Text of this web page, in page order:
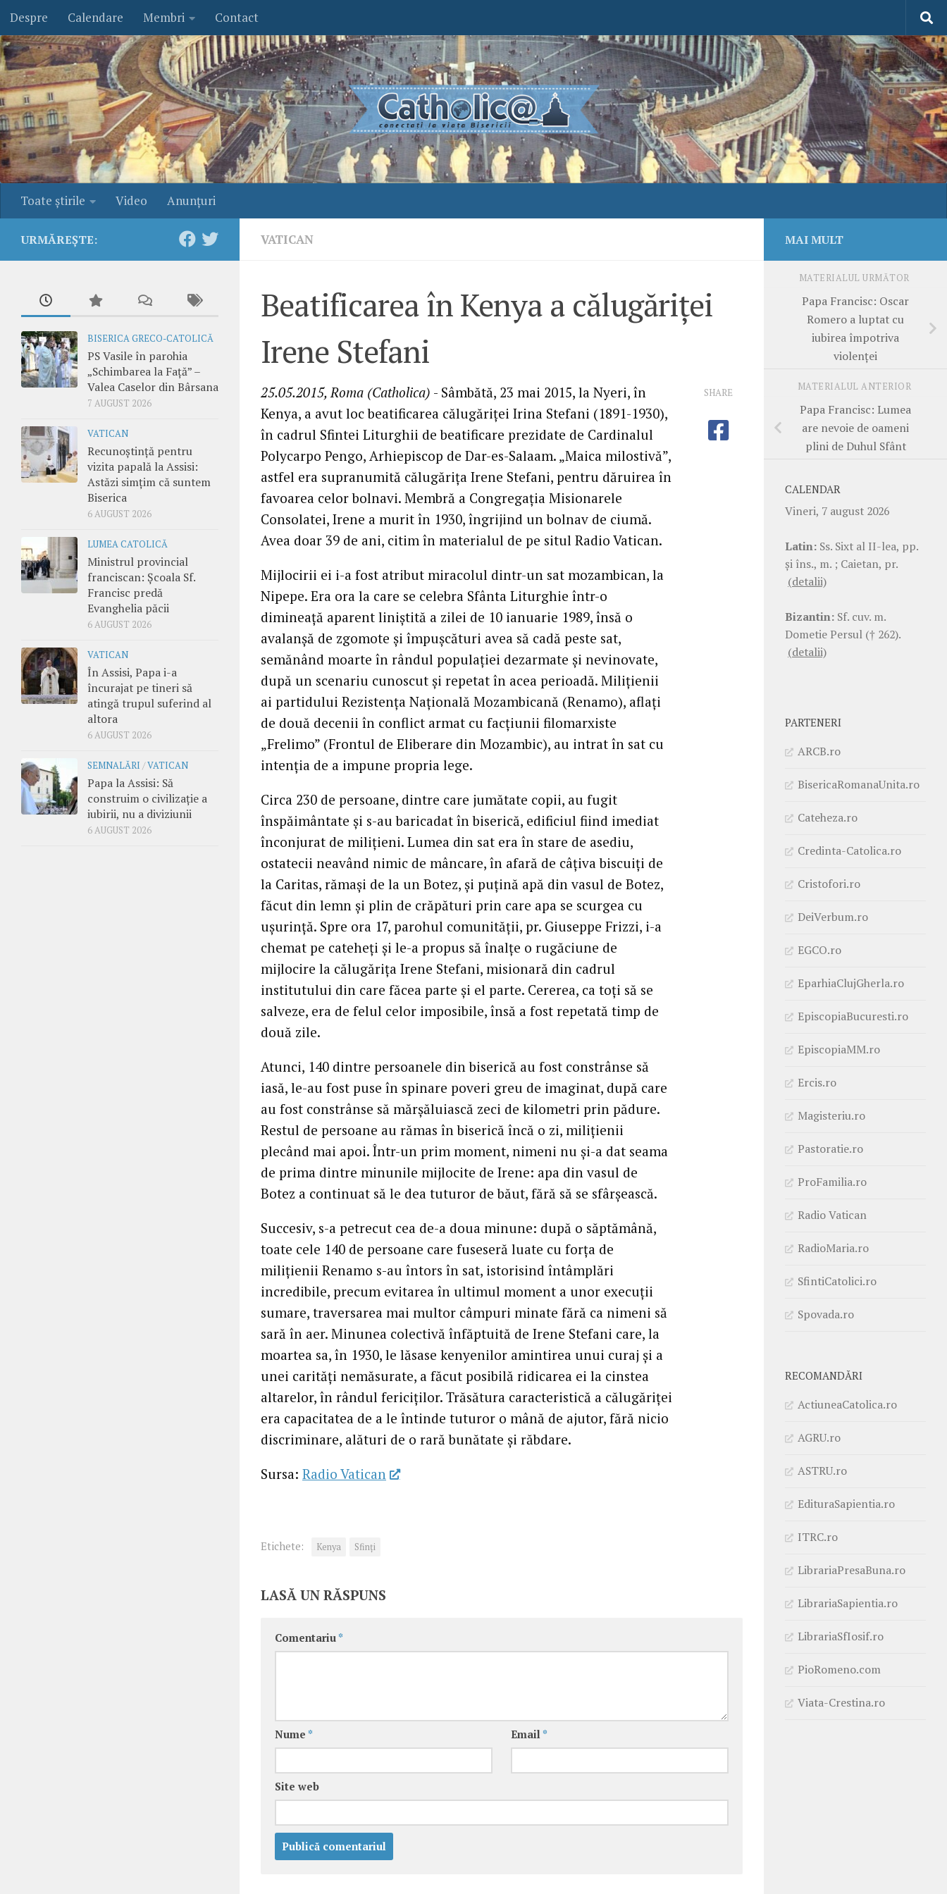
Skip to content
Despre Calendare Membri Contact
Toate ştirile Video Anunţuri
VATICAN
Beatificarea în Kenya a călugăriţei
Irene Stefani
25.05.2015, Roma (Catholica) - Sâmbătă, 23 mai 2015, la Nyeri, în
Kenya, a avut loc beatificarea călugăriţei Irina Stefani (1891-1930),
în cadrul Sfintei Liturghii de beatificare prezidate de Cardinalul
Polycarpo Pengo, Arhiepiscop de Dar-es-Salaam. „Maica milostivă”,
astfel era supranumită călugăriţa Irene Stefani, pentru dăruirea în
favoarea celor bolnavi. Membră a Congregaţia Misionarele
Consolatei, Irene a murit în 1930, îngrijind un bolnav de ciumă.
Avea doar 39 de ani, citim în materialul de pe situl Radio Vatican.
Mijlocirii ei i-a fost atribut miracolul dintr-un sat mozambican, la
Nipepe. Era ora la care se celebra Sfânta Liturghie într-o
dimineaţă aparent liniştită a zilei de 10 ianuarie 1989, însă o
avalanşă de zgomote şi împuşcături avea să cadă peste sat,
semănând moarte în rândul populaţiei dezarmate şi nevinovate,
după un scenariu cunoscut şi repetat în acea perioadă. Miliţienii
ai partidului Rezistenţa Naţională Mozambicană (Renamo), aflaţi
de două decenii în conflict armat cu facţiunii filomarxiste
„Frelimo” (Frontul de Eliberare din Mozambic), au intrat în sat cu
intenţia de a impune propria lege.
Circa 230 de persoane, dintre care jumătate copii, au fugit
înspăimântate şi s-au baricadat în biserică, edificiul fiind imediat
înconjurat de miliţieni. Lumea din sat era în stare de asediu,
ostatecii neavând nimic de mâncare, în afară de câţiva biscuiţi de
la Caritas, rămaşi de la un Botez, şi puţină apă din vasul de Botez,
făcut din lemn şi plin de crăpături prin care apa se scurgea cu
uşurinţă. Spre ora 17, parohul comunităţii, pr. Giuseppe Frizzi, i-a
chemat pe cateheţi şi le-a propus să înalţe o rugăciune de
mijlocire la călugăriţa Irene Stefani, misionară din cadrul
institutului din care făcea parte şi el parte. Cererea, ca toţi să se
salveze, era de felul celor imposibile, însă a fost repetată timp de
două zile.
Atunci, 140 dintre persoanele din biserică au fost constrânse să
iasă, le-au fost puse în spinare poveri greu de imaginat, după care
au fost constrânse să mărşăluiască zeci de kilometri prin pădure.
Restul de persoane au rămas în biserică încă o zi, miliţienii
plecând mai apoi. Într-un prim moment, nimeni nu şi-a dat seama
de prima dintre minunile mijlocite de Irene: apa din vasul de
Botez a continuat să le dea tuturor de băut, fără să se sfârşească.
Succesiv, s-a petrecut cea de-a doua minune: după o săptămână,
toate cele 140 de persoane care fuseseră luate cu forţa de
miliţienii Renamo s-au întors în sat, istorisind întâmplări
incredibile, precum evitarea în ultimul moment a unor execuţii
sumare, traversarea mai multor câmpuri minate fără ca nimeni să
sară în aer. Minunea colectivă înfăptuită de Irene Stefani care, la
moartea sa, în 1930, le lăsase kenyenilor amintirea unui curaj şi a
unei carităţi nemăsurate, a făcut posibilă ridicarea ei la cinstea
altarelor, în rândul fericiţilor. Trăsătura caracteristică a călugăriţei
era capacitatea de a le întinde tuturor o mână de ajutor, fără nicio
discriminare, alături de o rară bunătate şi răbdare.
Sursa: Radio Vatican
SHARE
Etichete: Kenya Sfinţi
LASĂ UN RĂSPUNS
Comentariu *
Nume * Email *
Site web
URMĂREȘTE:
BISERICA GRECO-CATOLICĂ
PS Vasile în parohia
„Schimbarea la Față” –
Valea Caselor din Bârsana
7 AUGUST 2026
VATICAN
Recunoștință pentru
vizita papală la Assisi:
Astăzi simțim că suntem
Biserica
6 AUGUST 2026
LUMEA CATOLICĂ
Ministrul provincial
franciscan: Școala Sf.
Francisc predă
Evanghelia păcii
6 AUGUST 2026
VATICAN
În Assisi, Papa i-a
încurajat pe tineri să
atingă trupul suferind al
altora
6 AUGUST 2026
SEMNALĂRI /VATICAN
Papa la Assisi: Să
construim o civilizație a
iubirii, nu a diviziunii
6 AUGUST 2026
MAI MULT
MATERIALUL URMĂTOR
Papa Francisc: Oscar
Romero a luptat cu
iubirea împotriva
violenţei
MATERIALUL ANTERIOR
Papa Francisc: Lumea
are nevoie de oameni
plini de Duhul Sfânt
CALENDAR
Vineri, 7 august 2026
Latin: Ss. Sixt al II-lea, pp.
şi îns., m. ; Caietan, pr.
(detalii)
Bizantin: Sf. cuv. m.
Dometie Persul († 262).
(detalii)
PARTENERI
ARCB.ro
BisericaRomanaUnita.ro
Cateheza.ro
Credinta-Catolica.ro
Cristofori.ro
DeiVerbum.ro
EGCO.ro
EparhiaClujGherla.ro
EpiscopiaBucuresti.ro
EpiscopiaMM.ro
Ercis.ro
Magisteriu.ro
Pastoratie.ro
ProFamilia.ro
Radio Vatican
RadioMaria.ro
SfintiCatolici.ro
Spovada.ro
RECOMANDĂRI
ActiuneaCatolica.ro
AGRU.ro
ASTRU.ro
EdituraSapientia.ro
ITRC.ro
LibrariaPresaBuna.ro
LibrariaSapientia.ro
LibrariaSfIosif.ro
PioRomeno.com
Viata-Crestina.ro